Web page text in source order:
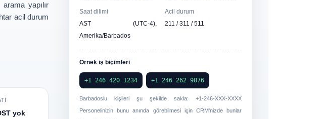
yapılır
acil durum
yok
Saat dilimi
AST (UTC-4),
Amerika/Barbados
Acil durum
211 / 311 / 511
Örnek iş biçimleri
+1 246 420 1234 +1 246 262 9876
Barbadoslu kişileri şu şekilde sakla:+1-246-XXX-XXXX
Personelinizin bunu anında görebilmesi için CRM'nizde bunlar